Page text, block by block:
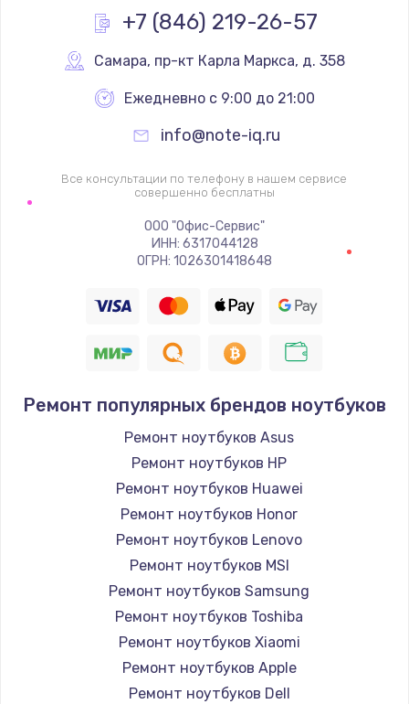
+7 (846) 219-26-57
Самара, пр-кт Карла Маркса, д. 358
Ежедневно с 9:00 до 21:00
info@note-iq.ru
Все консультации по телефону в нашем сервисе
совершенно бесплатны
ООО "Офис-Сервис"
ИНН: 6317044128
ОГРН: 1026301418648
Ремонт популярных брендов ноутбуков
Ремонт ноутбуков Asus
Ремонт ноутбуков HP
Ремонт ноутбуков Huawei
Ремонт ноутбуков Honor
Ремонт ноутбуков Lenovo
Ремонт ноутбуков MSI
Ремонт ноутбуков Samsung
Ремонт ноутбуков Toshiba
Ремонт ноутбуков Xiaomi
Ремонт ноутбуков Apple
Ремонт ноутбуков Dell